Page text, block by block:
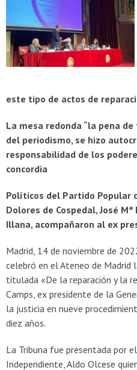
este tipo de actos de
La mesa redonda “la pena
del periodismo, se hizo
responsabilidad de los
concordia
Políticos del Partido Popular
Dolores de Cospedal, José
Illana, acompañaron al ex
Madrid, 14 de noviembre de
celebró en el Ateneo de Madrid
titulada «De la reparación y la
Camps, ex presidente de la
la justicia en nueve
diez años.
La Tribuna fue presentada por
Independiente, Aldo Olcese